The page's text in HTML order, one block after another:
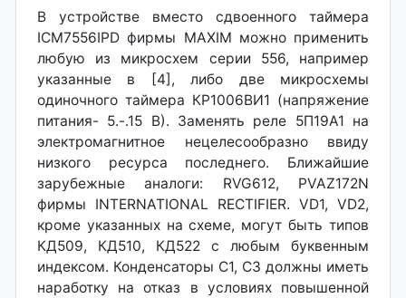
В устройстве вместо сдвоенного таймера
ICM7556IPD фирмы MAXIM можно применить
любую из микросхем серии 556, например
указанные в [4], либо две микросхемы
одиночного таймера КР1006ВИ1 (напряжение
питания- 5.-.15 В). Заменять реле 5П19А1 на
электромагнитное нецелесообразно ввиду
низкого ресурса последнего. Ближайшие
зарубежные аналоги: RVG612, PVAZ172N
фирмы INTERNATIONAL RECTIFIER. VD1, VD2,
кроме указанных на схеме, могут быть типов
КД509, КД510, КД522 с любым буквенным
индексом. Конденсаторы С1, СЗ должны иметь
наработку на отказ в условиях повышенной